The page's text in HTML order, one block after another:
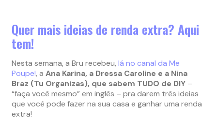
Quer mais ideias de renda extra? Aqui
tem!
Nesta semana, a Bru recebeu, lá no canal da Me
Poupe!, a Ana Karina, a Dressa Caroline e a Nina
Braz (Tu Organizas), que sabem TUDO de DIY –
“faça você mesmo” em inglês – pra darem três ideias
que você pode fazer na sua casa e ganhar uma renda
extra!